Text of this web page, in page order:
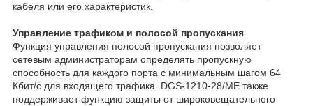
кабеля или его характеристик.
Управление трафиком и полосой пропускания
Функция управления полосой пропускания позволяет
сетевым администраторам определять пропускную
способность для каждого порта с минимальным шагом 64
Кбит/с для входящего трафика. DGS-1210-28/ME также
поддерживает функцию защиты от широковещательного